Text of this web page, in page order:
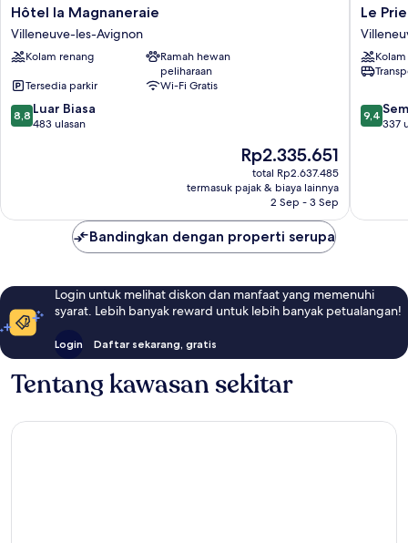
Hôtel
la
Magnaneraie
Villeneuve-
Avignon
Hôtel la Magnaneraie
Villeneuve-les-Avignon
Kolam renang
Ramah hewan
peliharaan
Tersedia parkir
Wi-Fi Gratis
8.8
dari
8,8 Luar Biasa
483 ulasan
Harga
sekarang
Rp2.335.651
Rp2.335.651
total Rp2.637.485
termasuk pajak & biaya lainnya
2 Sep - 3 Sep
Le
Prieure
-
Relais
&
les-
Le
9.4
dari
9,4
337
Bandingkan dengan properti serupa
Login untuk melihat diskon dan manfaat yang memenuhi
syarat. Lebih banyak reward untuk lebih banyak petualangan!
Login Daftar sekarang, gratis
Tentang kawasan sekitar